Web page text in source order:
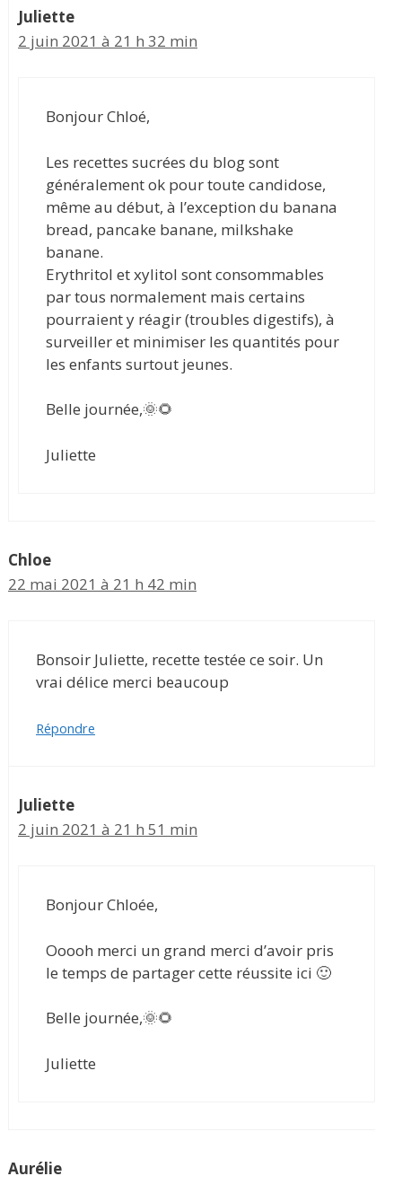
Juliette
2 juin 2021 à 21 h 32 min
Bonjour Chloé,
Les recettes sucrées du blog sont
généralement ok pour toute candidose,
même au début, à l’exception du banana
bread, pancake banane, milkshake
banane.
Erythritol et xylitol sont consommables
par tous normalement mais certains
pourraient y réagir (troubles digestifs), à
surveiller et minimiser les quantités pour
les enfants surtout jeunes.
Belle journée,🌞🌻
Juliette
Chloe
22 mai 2021 à 21 h 42 min
Bonsoir Juliette, recette testée ce soir. Un
vrai délice merci beaucoup
Répondre
Juliette
2 juin 2021 à 21 h 51 min
Bonjour Chloée,
Ooooh merci un grand merci d’avoir pris
le temps de partager cette réussite ici 🙂
Belle journée,🌞🌻
Juliette
Aurélie